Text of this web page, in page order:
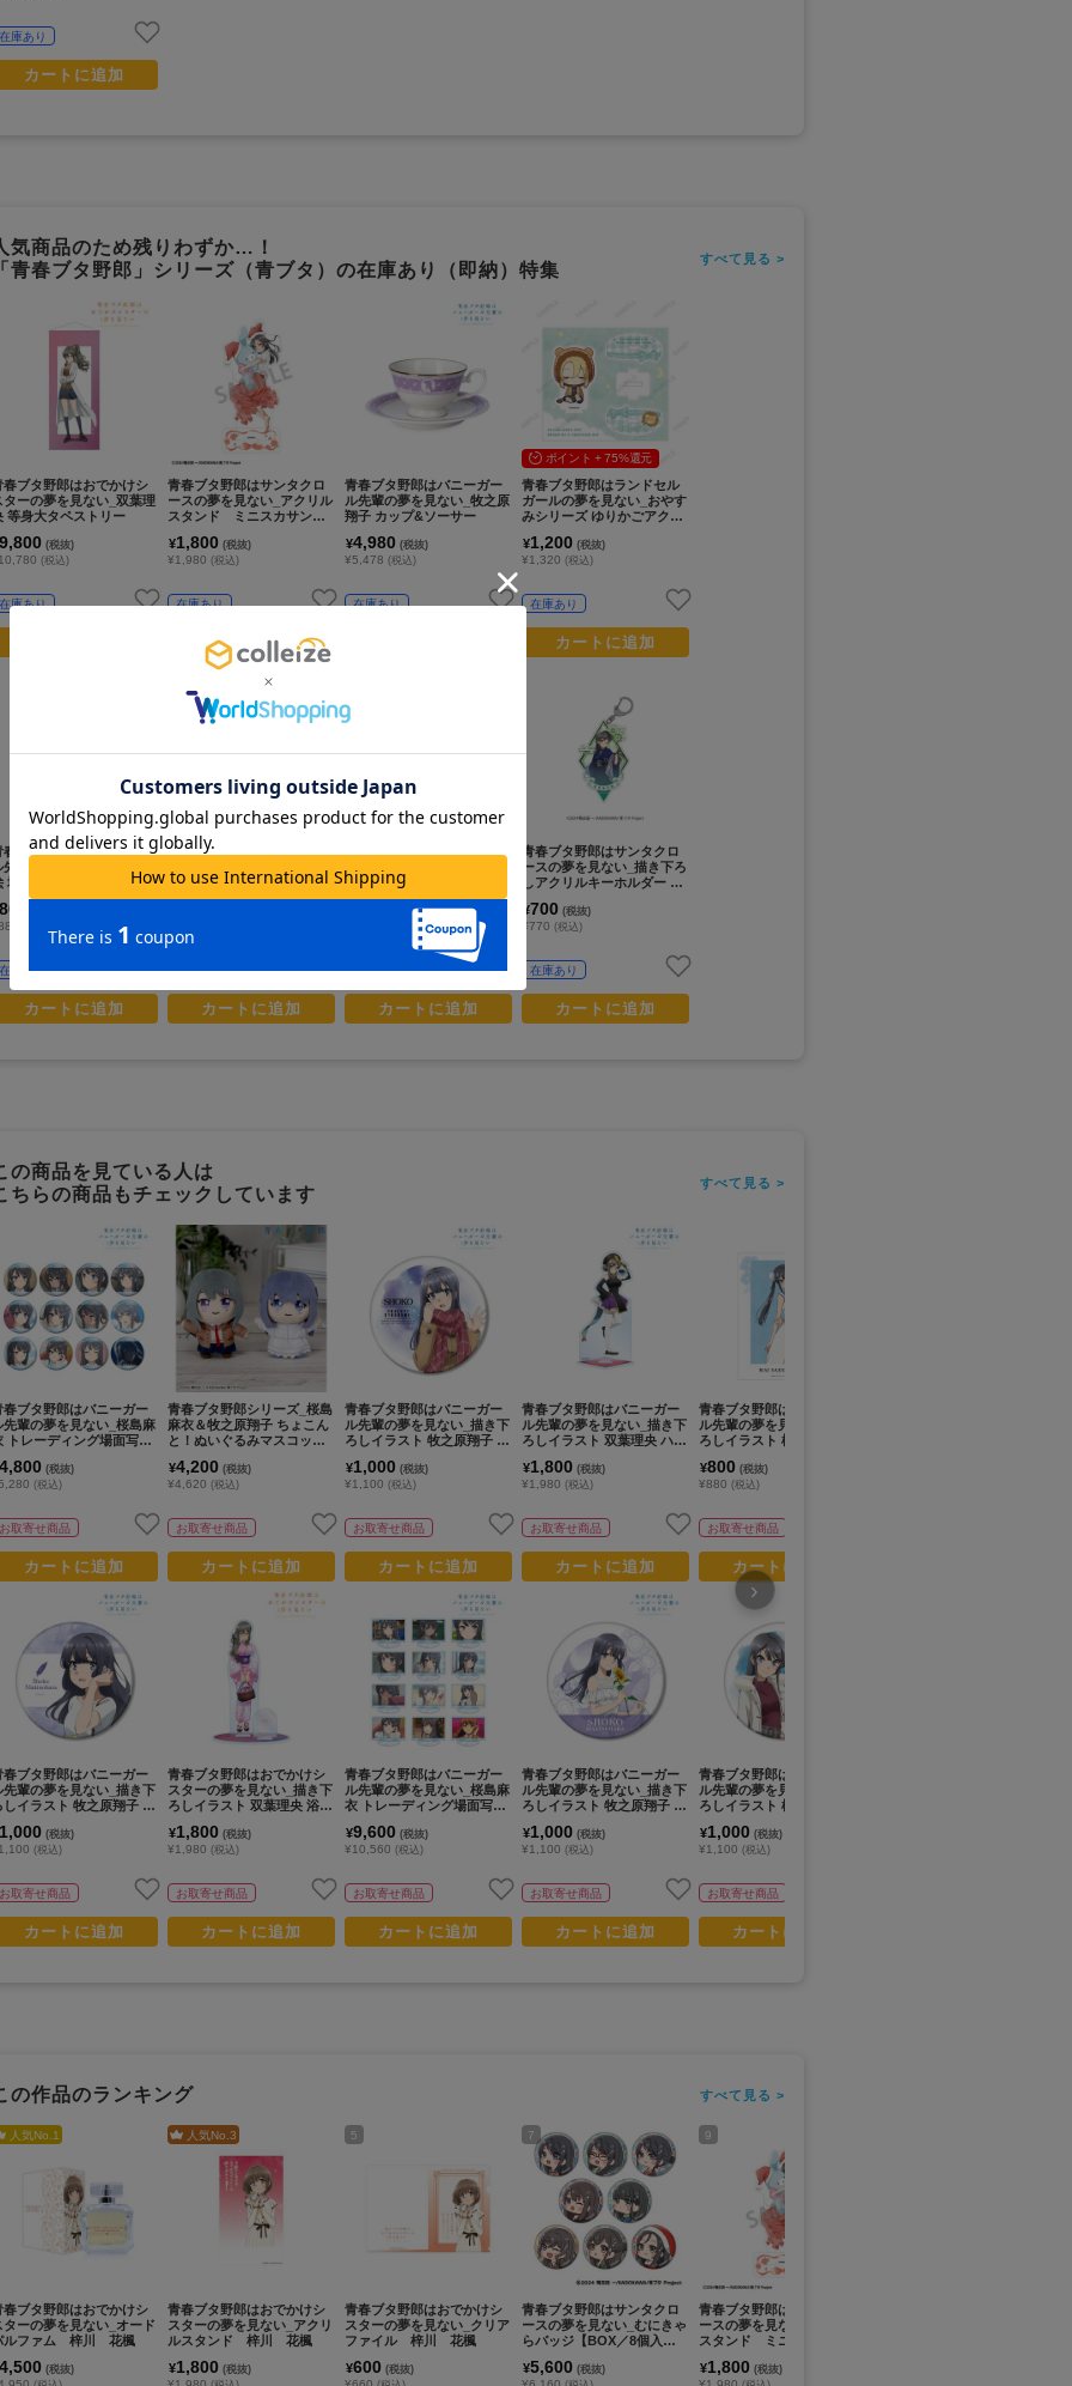
在庫あり
カートに追加
気商品のため残りわずか…！
青春ブタ野郎」シリーズ（青ブタ）の在庫あり（即納）特集
すべて見る >
春ブタ野郎はおでかけシ
ターの夢を見ない_双葉理
等身大タペストリー
9,800 (税抜)
(税込)
在庫あり
春ブタ野郎はバニーガー
先輩の夢を見ない_古賀朋
場面写A3マット加工ポス
800
在庫あり
カートに追加
青春ブタ野郎はサンタクロ
ースの夢を見ない_アクリル
スタンド ミニスカサンタ
¥1,800 (税抜)
¥1,980(税込)
在庫あり
カートに追加
青春ブタ野郎はバニーガー
衣 場面写マルチデスクマッ
ト
在庫あり
カートに追加
青春ブタ野郎はバニーガー
ル先輩の夢を見ない_牧之原
翔子 カップ&ソーサー
¥4,980 (税抜)
¥5,478 (税込)
在庫あり
しアクリルキーホルダー 姫
路紗良
(税抜)
在庫あり
カートに追加
ポイント + 75%還元
青春ブタ野郎はランドセル
ガールの夢を見ない_おやす
みシリーズ ゆりかごアクリ
¥1,200 (税抜)
¥1,320 (税込)
在庫あり
カートに追加
青春ブタ野郎はサンタクロ
ースの夢を見ない_描き下ろ
しアクリルキーホルダー 美
¥700 (税抜)
¥770 (税込)
在庫あり
カートに追加
の商品を見ている人は
ちらの商品もチェックしています
すべて見る >
春ブタ野郎はバニーガー
先輩の夢を見ない_桜島麻
トレーディング場面写缶
4,800 (税抜)
(税込)
お取寄せ商品
カートに追加
春ブタ野郎はバニーガー
先輩の夢を見ない_描き下
しイラスト 牧之原翔子 BI
1,000 (税抜)
(税込)
お取寄せ商品
カートに追加
青春ブタ野郎シリーズ_桜島
麻衣＆牧之原翔子 ちょこん
と！ぬいぐるみマスコット
¥4,200 (税抜)
¥4,620(税込)
お取寄せ商品
カートに追加
青春ブタ野郎はおでかけシ
スターの夢を見ない_描き下
ろしイラスト 双葉理央 浴衣
ルスタンド
¥1,800 (税抜)
¥1,980(税込)
お取寄せ商品
カートに追加
青春ブタ野郎はバニーガー
ル先輩の夢を見ない_描き下
ろしイラスト 牧之原翔子 冬
¥1,000 (税抜)
¥1,100 (税込)
お取寄せ商品
カートに追加
青春ブタ野郎はバニーガー
ル先輩の夢を見ない_桜島麻
衣 トレーディング場面写ア
トBOX)
¥9,600 (税抜)
¥10,560 (税込)
お取寄せ商品
カートに追加
青春ブタ野郎はバニーガー
ル先輩の夢を見ない_描き下
ろしイラスト 双葉理央 ハロ
ルスタンド
¥1,800 (税抜)
¥1,980 (税込)
お取寄せ商品
カートに追加
青春ブタ野郎はバニーガー
ル先輩の夢を見ない_描き下
ろしイラスト 牧之原翔子 ひ
BIG缶バッジ
¥1,000 (税抜)
¥1,100 (税込)
お取寄せ商品
カートに追加
青春ブタ野郎はバニーガー
ル先輩の夢を見ない_描き下
ろしイラスト 桜島麻衣 チャ
工ポスター
¥800 (税抜)
¥880 (税込)
お取寄せ商品
カートに追加
青春ブタ野郎はバニーガー
ル先輩の夢を見ない_描き下
ろしイラスト 桜島麻衣 冬服
¥1,000 (税抜)
¥1,100 (税込)
お取寄せ商品
カートに追加
›
の作品のランキング すべて見る >
人気No. 1
春ブタ野郎はおでかけシ
ターの夢を見ない_オード
ルファム 梓川 花楓
4,500 (税抜)
人気No.3
青春ブタ野郎はおでかけシ
スターの夢を見ない_アクリ
ルスタンド 梓川 花楓
¥1,800 (税抜)
5
青春ブタ野郎はおでかけシ
スターの夢を見ない_クリア
ファイル 梓川 花楓
¥600 (税抜)
7
青春ブタ野郎はサンタクロ
ースの夢を見ない_むにきゃ
らバッジ【BOX／8個入
¥5,600 (税抜)
9
青春ブタ野郎はサンタクロ
ースの夢を見ない_アクリル
スタンド ミニスカサンタ
¥1,800 (税抜)